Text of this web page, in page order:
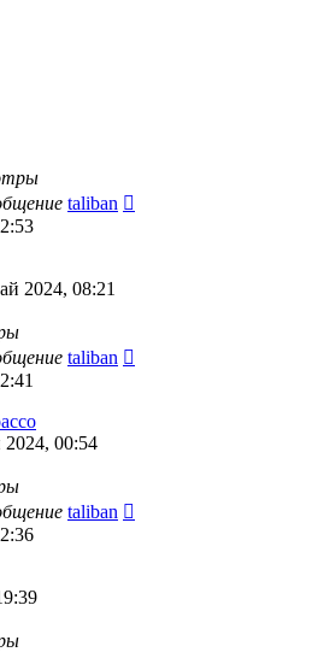
taliban
2024, 08:21
taliban
00:54
taliban